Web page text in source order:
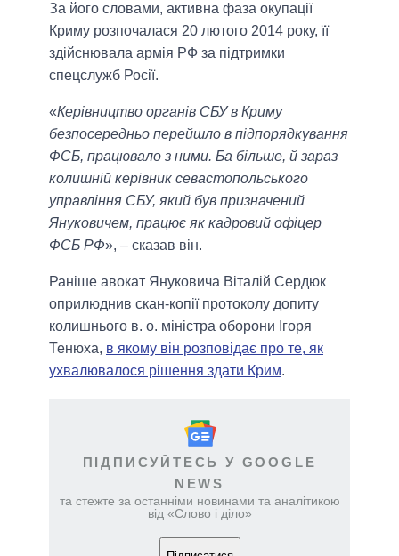
За його словами, активна фаза окупації
Криму розпочалася 20 лютого 2014 року, її
здійснювала армія РФ за підтримки
спецслужб Росії.
«Керівництво органів СБУ в Криму
безпосередньо перейшло в підпорядкування
ФСБ, працювало з ними. Ба більше, й зараз
колишній керівник севастопольського
управління СБУ, який був призначений
Януковичем, працює як кадровий офіцер
ФСБ РФ», – сказав він.
Раніше авокат Януковича Віталій Сердюк
оприлюднив скан-копії протоколу допиту
колишнього в. о. міністра оборони Ігоря
Тенюха, в якому він розповідає про те, як
ухвалювалося рішення здати Крим.
ПІДПИСУЙТЕСЬ У GOOGLE
NEWS
та стежте за останніми новинами та аналітикою
від «Слово і діло»